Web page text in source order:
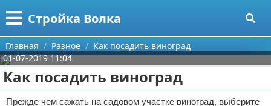
Стройка Волка
Меню
Главная
Категории
Поиск
Главная Разное
Как посадить виноград
01-07-2019 11:04
Как посадить виноград
Прежде чем сажать на садовом участке виноград, выберите